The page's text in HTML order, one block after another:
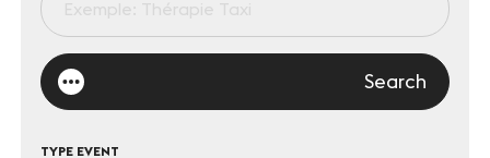
Vos évènements, nos références
Nos services
Nos offres spéciales
Search
TYPE EVENT